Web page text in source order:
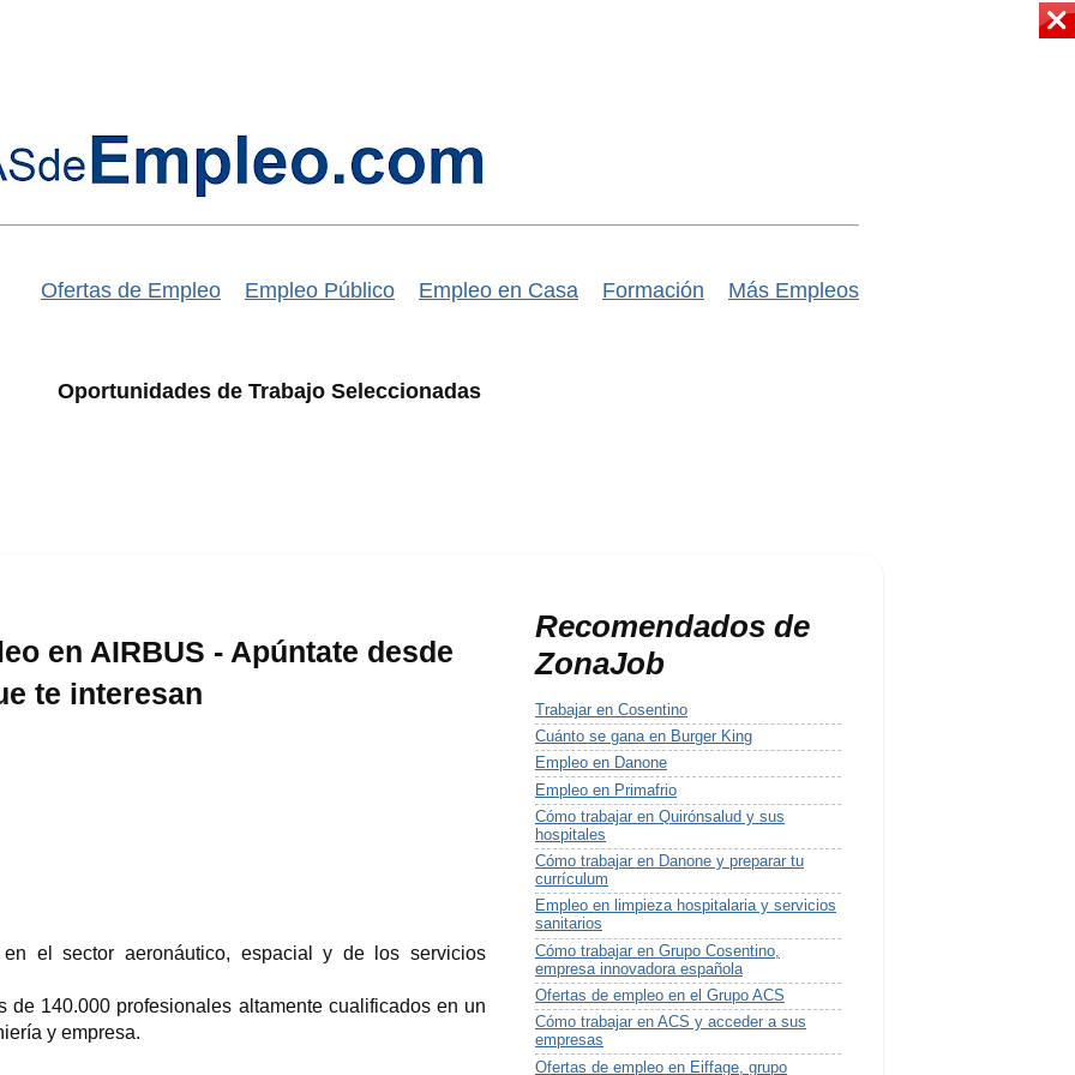
Ofertas de Empleo Empleo Público Empleo en Casa Formación Más Empleos
Oportunidades de Trabajo Seleccionadas
en AIRBUS - Apúntate desde
te interesan
el sector aeronáutico, espacial y de los servicios
de 140.000 profesionales altamente cualificados en un
y empresa.
Recomendados de
ZonaJob
Trabajar en Cosentino
Cuánto se gana en Burger King
Empleo en Danone
Empleo en Primafrio
Cómo trabajar en Quirónsalud y sus
hospitales
Cómo trabajar en Danone y preparar tu
currículum
Empleo en limpieza hospitalaria y servicios
sanitarios
Cómo trabajar en Grupo Cosentino,
empresa innovadora española
Ofertas de empleo en el Grupo ACS
Cómo trabajar en ACS y acceder a sus
empresas
Ofertas de empleo en Eiffage, grupo